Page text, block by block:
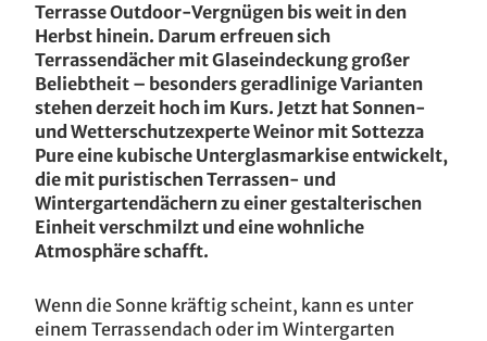
Terrasse Outdoor-Vergnügen bis weit in den
Herbst hinein. Darum erfreuen sich
Terrassendächer mit Glaseindeckung großer
Beliebtheit – besonders geradlinige Varianten
stehen derzeit hoch im Kurs. Jetzt hat Sonnen-
und Wetterschutzexperte Weinor mit Sottezza
Pure eine kubische Unterglasmarkise entwickelt,
die mit puristischen Terrassen- und
Wintergartendächern zu einer gestalterischen
Einheit verschmilzt und eine wohnliche
Atmosphäre schafft.
Wenn die Sonne kräftig scheint, kann es unter
einem Terrassendach oder im Wintergarten